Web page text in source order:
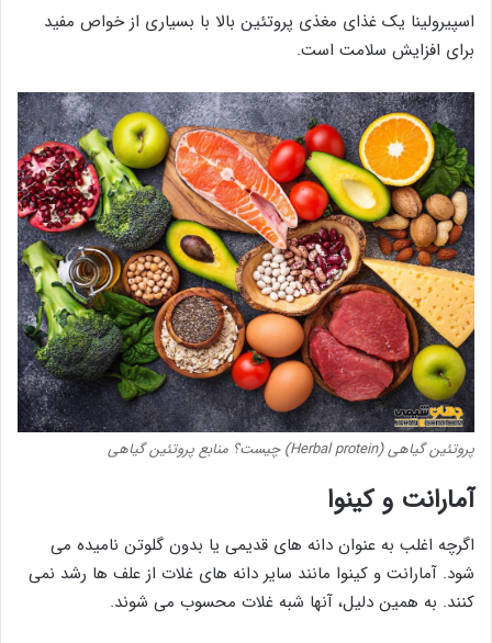
اسپیرولینا یک غذای مغذی پروتئین بالا با بسیاری از خواص مفید
برای افزایش سلامت است.
پروتئین گیاهی (Herbal protein) چیست؟ منابع پروتئین گیاهی
آمارانت و کینوا
اگرچه اغلب به عنوان دانه های قدیمی یا بدون گلوتن نامیده می
شود. آمارانت و کینوا مانند سایر دانه های غلات از علف ها رشد نمی
کنند. به همین دلیل، آنها شبه غلات محسوب می شوند.